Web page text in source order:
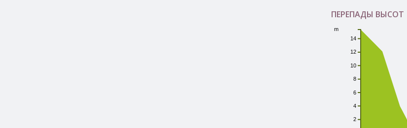
ПЕРЕПАДЫ ВЫСОТ
2
4
6
8
10
12
14
m